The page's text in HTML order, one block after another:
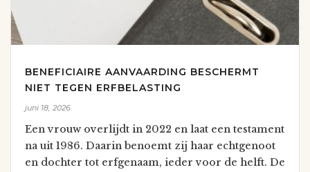
BENEFICIAIRE AANVAARDING BESCHERMT
NIET TEGEN ERFBELASTING
juni 18, 2026
Een vrouw overlijdt in 2022 en laat een testament
na uit 1986. Daarin benoemt zij haar echtgenoot
en dochter tot erfgenaam, ieder voor de helft. De